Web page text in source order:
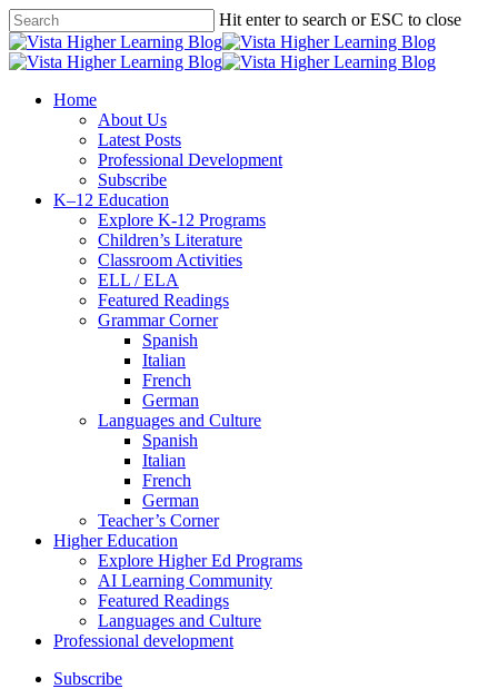
Skip
to
main
Hit enter to search or ESC to close
Close
Search
search
Menu
Home
About Us
Latest Posts
Professional Development
Subscribe
K–12 Education
Explore K-12 Programs
Children’s Literature
Classroom Activities
ELL / ELA
Featured Readings
Grammar Corner
Spanish
Italian
French
German
Languages and Culture
Spanish
Italian
French
German
Teacher’s Corner
Higher Education
Explore Higher Ed Programs
AI Learning Community
Featured Readings
Languages and Culture
Professional development
Subscribe